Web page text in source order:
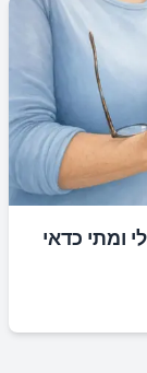
ומתי כדאי